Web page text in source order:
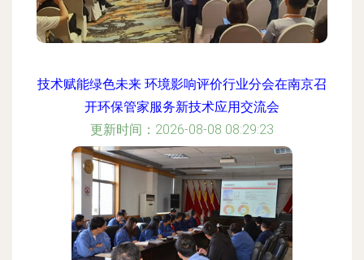
技术赋能绿色未来 环境影响评价行业分会在南京召
开环保管家服务新技术应用交流会
更新时间：2026-08-08 08:29:23